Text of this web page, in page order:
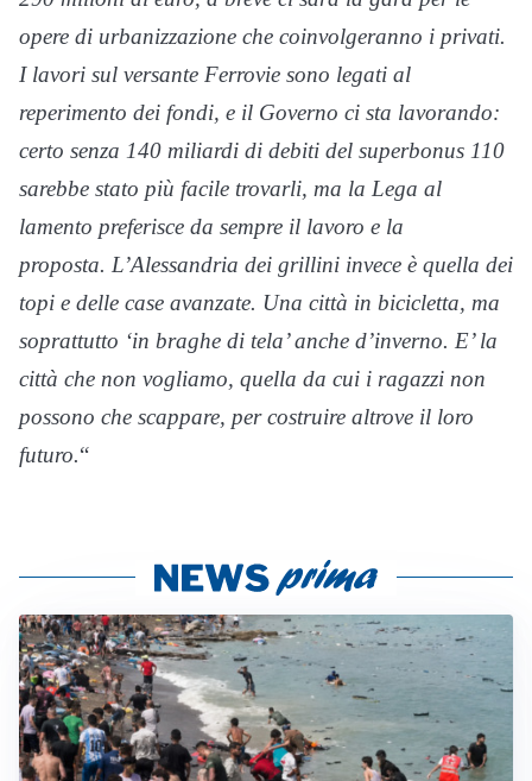
opere di urbanizzazione che coinvolgeranno i privati.
I lavori sul versante Ferrovie sono legati al
reperimento dei fondi, e il Governo ci sta lavorando:
certo senza 140 miliardi di debiti del superbonus 110
sarebbe stato più facile trovarli, ma la Lega al
lamento preferisce da sempre il lavoro e la
proposta. L’Alessandria dei grillini invece è quella dei
topi e delle case avanzate. Una città in bicicletta, ma
soprattutto ‘in braghe di tela’ anche d’inverno. E’ la
città che non vogliamo, quella da cui i ragazzi non
possono che scappare, per costruire altrove il loro
futuro.“